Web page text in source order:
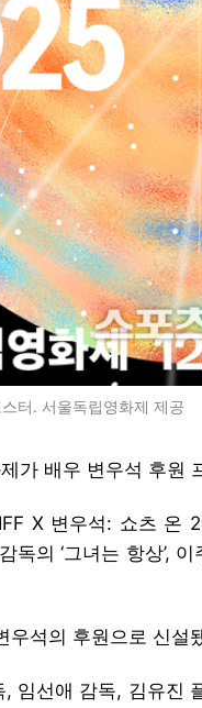
터. 서울독립영화제 제공
가 배우 변우석 후원
X 변우석: 쇼츠
독의 ‘그녀는 항상’,
우석의 후원으로 신설
임선애 감독, 김유진